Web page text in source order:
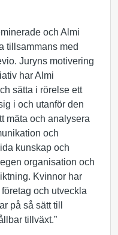
och Almi
tillsammans med
Juryns motivering
har Almi
sätta i rörelse ett
i och utanför den
mäta och analysera
och
kunskap och
organisation och
Kvinnor har
och utveckla
på så sätt till
tillväxt.”